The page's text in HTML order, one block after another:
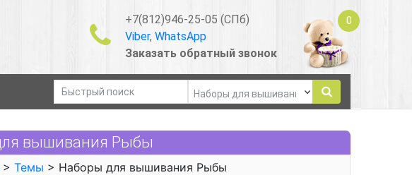
+7(812)946-25-05 (СПб)
Viber, WhatsApp
Заказать обратный звонок
0
вышивания Рыбы
> Темы > Наборы для вышивания Рыбы